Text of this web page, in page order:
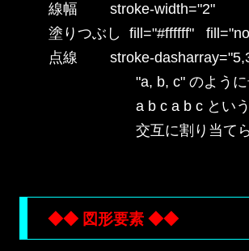
線幅        stroke-width="2"
塗りつぶし  fill="#ffffff"
点線        stroke-
"a, b, c" のように奇
a b c a b c という数列
交互に割り当てら
◆◆ 図形要素 ◆◆